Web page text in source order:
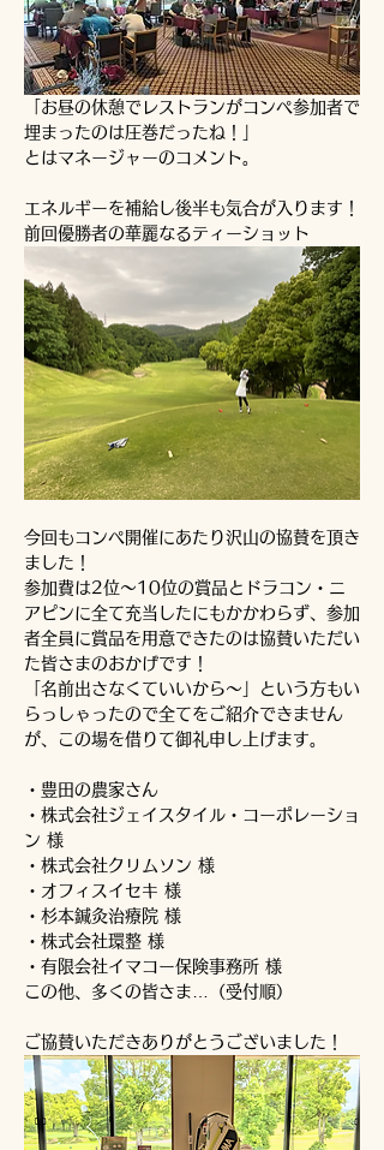
「お昼の休憩でレストランがコンペ参加者で
埋まったのは圧巻だったね！」
とはマネージャーのコメント。
エネルギーを補給し後半も気合が入ります！
前回優勝者の華麗なるティーショット
今回もコンペ開催にあたり沢山の協賛を頂き
ました！
参加費は2位～10位の賞品とドラコン・ニ
アピンに全て充当したにもかかわらず、参加
者全員に賞品を用意できたのは協賛いただい
た皆さまのおかげです！
「名前出さなくていいから～」という方もい
らっしゃったので全てをご紹介できません
が、この場を借りて御礼申し上げます。
・豊田の農家さん
・株式会社ジェイスタイル・コーポレーショ
ン 様
・株式会社クリムソン 様
・オフィスイセキ 様
・杉本鍼灸治療院 様
・株式会社環整 様
・有限会社イマコー保険事務所 様
この他、多くの皆さま…（受付順）
ご協賛いただきありがとうございました！